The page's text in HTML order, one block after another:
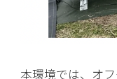
本環境では、オ